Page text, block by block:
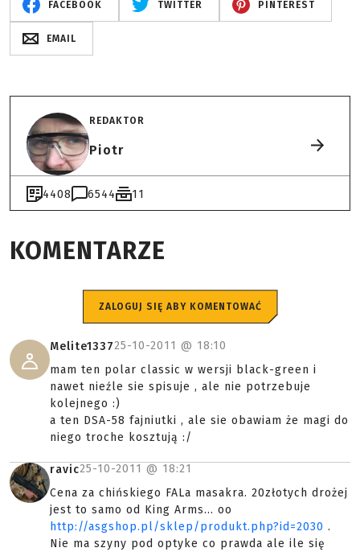
FACEBOOK TWITTER PINTEREST
EMAIL
REDAKTOR
Piotr
4408 6544 11
KOMENTARZE
ZALOGUJ SIĘ ABY KOMENTOWAĆ
Melite133725-10-2011 @ 18:10
mam ten polar classic w wersji black-green i
nawet nieźle sie spisuje , ale nie potrzebuje
kolejnego :)
a ten DSA-58 fajniutki , ale sie obawiam że magi do
niego troche kosztują :/
ravic25-10-2011 @ 18:21
Cena za chińskiego FALa masakra. 20złotych drożej
jest to samo od King Arms... oo
http://asgshop.pl/sklep/produkt.php?id=2030 .
Nie ma szyny pod optyke co prawda ale ile się